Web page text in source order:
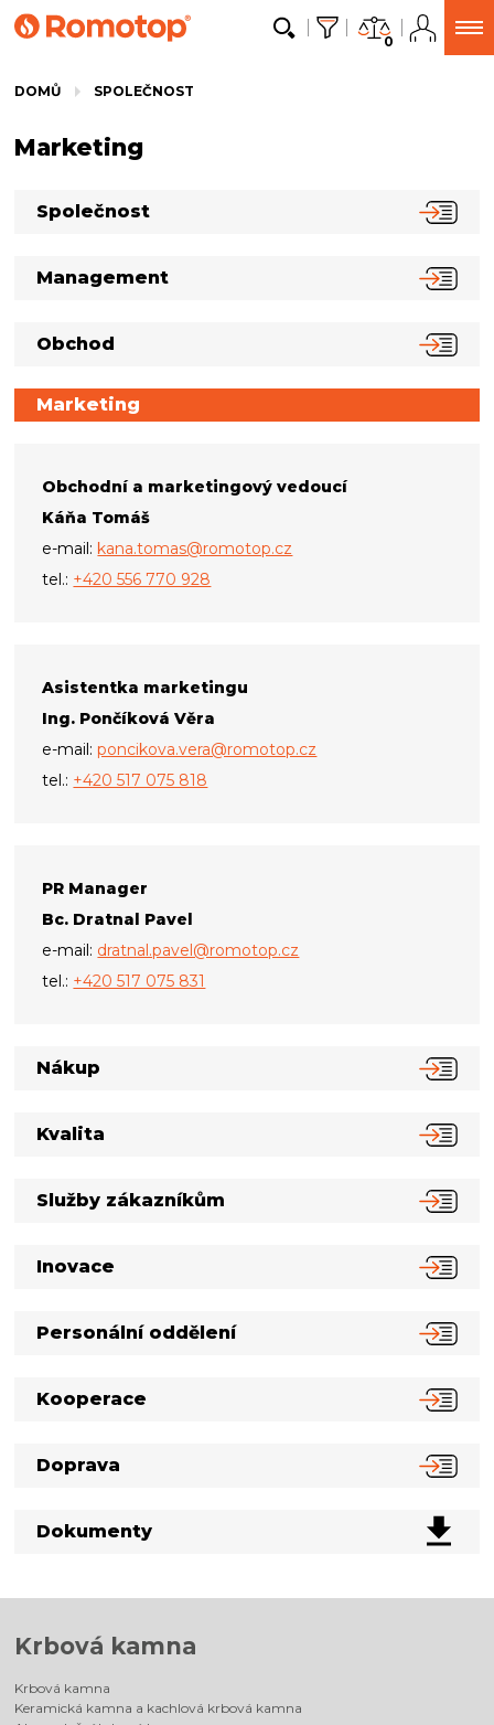
0
DOMŮ SPOLEČNOST
Marketing
Společnost
Management
Obchod
Marketing
Obchodní a marketingový vedoucí
Káňa Tomáš
e-mail: kana.tomas@romotop.cz
tel.: +420 556 770 928
Asistentka marketingu
Ing. Pončíková Věra
e-mail:poncikova.vera@romotop.cz
tel.: +420 517 075 818
PR Manager
Bc. Dratnal Pavel
e-mail: dratnal.pavel@romotop.cz
tel.: +420 517 075 831
Nákup
Kvalita
Služby zákazníkům
Inovace
Personální oddělení
Kooperace
Doprava
Dokumenty
Krbová kamna
Krbová kamna
Keramická kamna a kachlová krbová kamna